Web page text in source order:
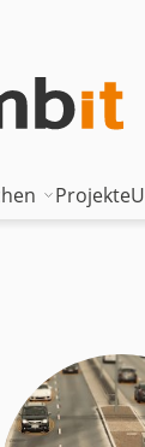
Projekte